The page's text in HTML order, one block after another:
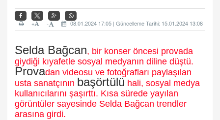
08.01.2024 17:05 | Güncelleme Tarihi: 15.01.2024 13:08
-
+
Selda Bağcan, bir konser öncesi provada
giydiği kıyafetle sosyal medyanın diline düştü.
Provadan videosu ve fotoğrafları paylaşılan
usta sanatçının başörtülü hali, sosyal medya
kullanıcılarını şaşırttı. Kısa sürede yayılan
görüntüler sayesinde Selda Bağcan trendler
arasına girdi.